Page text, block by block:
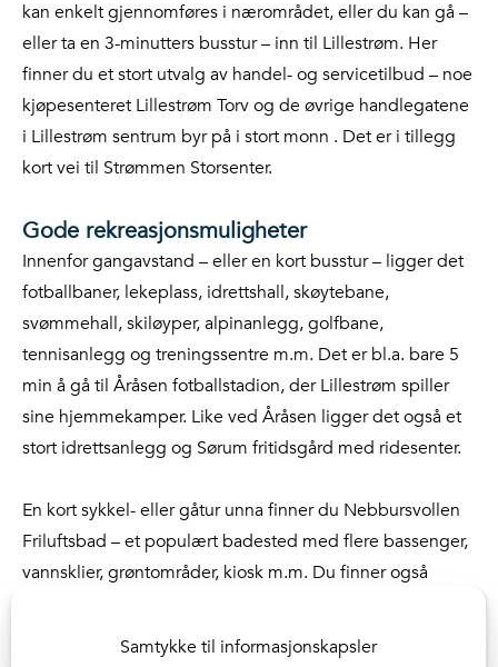
kan enkelt gjennomføres i nærområdet, eller du kan gå –
eller ta en 3-minutters busstur – inn til Lillestrøm. Her
finner du et stort utvalg av handel- og servicetilbud – noe
kjøpesenteret Lillestrøm Torv og de øvrige handlegatene
i Lillestrøm sentrum byr på i stort monn . Det er i tillegg
kort vei til Strømmen Storsenter.
Gode rekreasjonsmuligheter
Innenfor gangavstand – eller en kort busstur – ligger det
fotballbaner, lekeplass, idrettshall, skøytebane,
svømmehall, skiløyper, alpinanlegg, golfbane,
tennisanlegg og treningssentre m.m. Det er bl.a. bare 5
min å gå til Åråsen fotballstadion, der Lillestrøm spiller
sine hjemmekamper. Like ved Åråsen ligger det også et
stort idrettsanlegg og Sørum fritidsgård med ridesenter.
En kort sykkel- eller gåtur unna finner du Nebbursvollen
Friluftsbad – et populært badested med flere bassenger,
vannsklier, grøntområder, kiosk m.m. Du finner også
Nitelva. Tæruddalen byr også på flotte turmuligheter, og
Samtykke til informasjonskapsler